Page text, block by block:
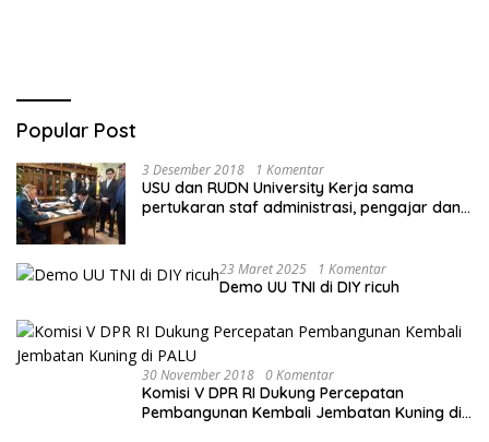
Popular Post
3 Desember 2018 1 Komentar
USU dan RUDN University Kerja sama
pertukaran staf administrasi, pengajar dan
23 Maret 2025 1 Komentar
Demo UU TNI di DIY ricuh
30 November 2018 0 Komentar
Komisi V DPR RI Dukung Percepatan
Pembangunan Kembali Jembatan Kuning di